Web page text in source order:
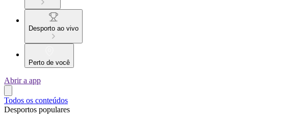
Desporto ao vivo
Perto de você
Abrir a app
Todos os conteúdos
Desportos populares